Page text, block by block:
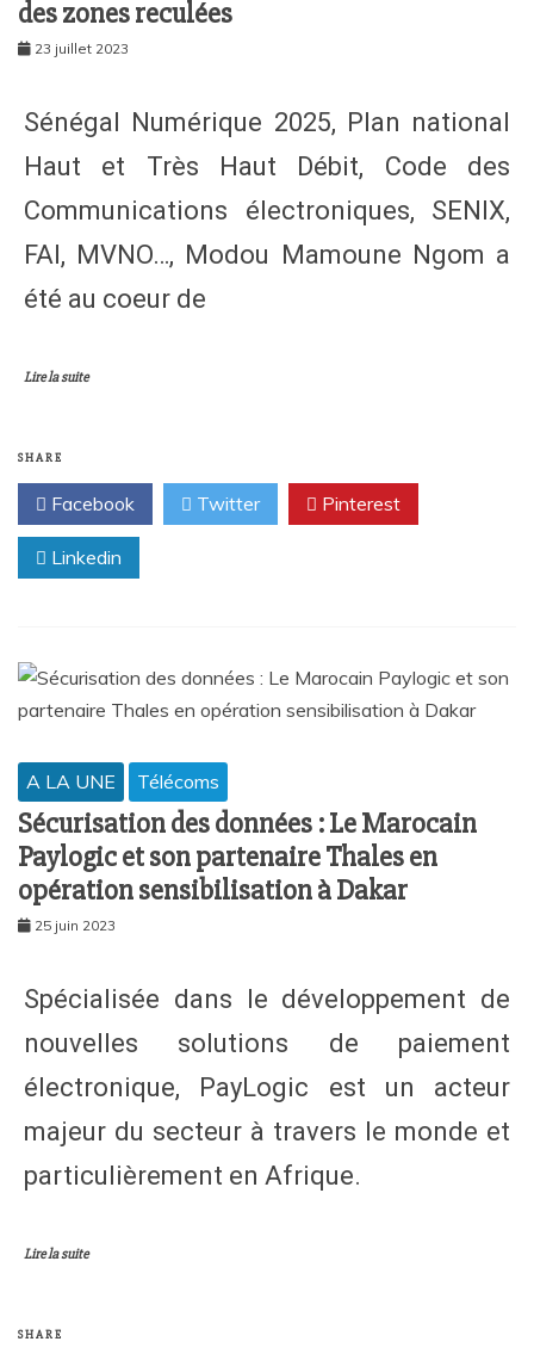
des zones reculées
23 juillet 2023
Sénégal Numérique 2025, Plan national
Haut et Très Haut Débit, Code des
Communications électroniques, SENIX,
FAI, MVNO…, Modou Mamoune Ngom a
été au coeur de
Lire la suite
SHARE
Facebook Twitter Pinterest
Linkedin
A LA UNE Télécoms
Sécurisation des données : Le Marocain
Paylogic et son partenaire Thales en
opération sensibilisation à Dakar
25 juin 2023
Spécialisée dans le développement de
nouvelles solutions de paiement
électronique, PayLogic est un acteur
majeur du secteur à travers le monde et
particulièrement en Afrique.
Lire la suite
SHARE